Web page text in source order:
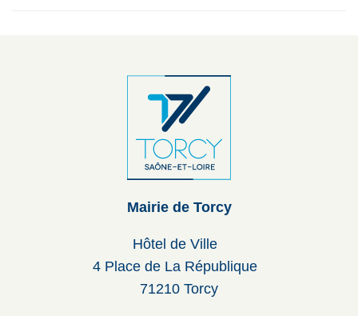
Mairie de Torcy
Hôtel de Ville
4 Place de La République
71210 Torcy